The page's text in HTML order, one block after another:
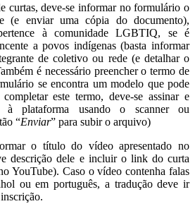
curtas, deve-se informar no formulário o
(e enviar uma cópia do documento),
à comunidade LGBTIQ, se é
a povos indígenas (basta informar
de coletivo ou rede (e detalhar o
é necessário preencher o termo de
se encontra um modelo que pode
este termo, deve-se assinar e
à plataforma usando o scanner ou
“Enviar” para subir o arquivo)
o título do vídeo apresentado no
descrição dele e incluir o link do curta
YouTube). Caso o vídeo contenha falas
ou em português, a tradução deve ir